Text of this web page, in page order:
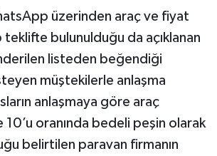
üzerinden araç ve fiyat
bulunulduğu da açıklanan
listeden beğendiği
müştekilerle anlaşma
anlaşmaya göre araç
oranında bedeli peşin olarak
belirtilen paravan firmanın